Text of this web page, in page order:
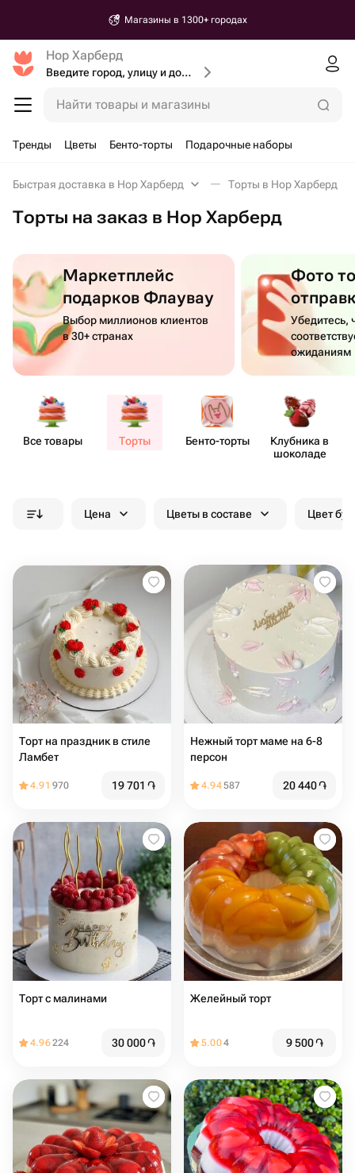
Магазины в 1300+ городах
Нор Харберд
Введите город, улицу и дом доставки
Найти товары и магазины
Тренды Цветы Бенто-торты Подарочные наборы
Быстрая доставка в Нор Харберд Торты в Нор Харберд
Торты на заказ в Нор Харберд
Маркетплейс
подарков Флаувау
Выбор миллионов клиентов
в 30+ странах
Фото
Убедитесь,
ожиданиям
Все товары Торты Бенто​-торты
Клубника в
шоколаде
Цена Цветы в составе Цвет
Торт на праздник в стиле
Ламбет
4.91 970 19 701 ֏
Нежный торт маме на 6-8
персон
4.94587 20 440֏
Торт с малинами
4.96224 30 000֏
Желейный торт
5.004 9 500֏